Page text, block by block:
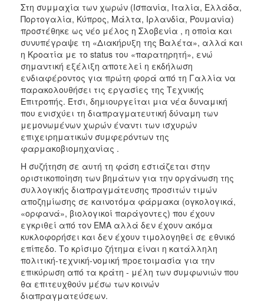
ΔΗΜΟΣ
ΠΟΛΙΤΙΣΜΟΣ
ΑΝΘΕΚΤΙΚΗ
ΠΟΛΗ
Στη συμμαχία των χωρών (Ισπανία, Ιταλία, Ελλάδα,
Πορτογαλία, Κύπρος, Μάλτα, Ιρλανδία, Ρουμανία)
προστέθηκε ως νέο μέλος η Σλοβενία , η οποία και
συνυπέγραψε τη «Διακήρυξη της Βαλέτα», αλλά και
η Κροατία με το status του «παρατηρητή», ενώ
σημαντική εξέλιξη αποτελεί η εκδήλωση
ενδιαφέροντος για πρώτη φορά από τη Γαλλία να
παρακολουθήσει τις εργασίες της Τεχνικής
Επιτροπής. Έτσι, δημιουργείται μια νέα δυναμική
που ενισχύει τη διαπραγματευτική δύναμη των
μεμονωμένων χωρών έναντι των ισχυρών
επιχειρηματικών συμφερόντων της
φαρμακοβιομηχανίας .
Η συζήτηση σε αυτή τη φάση εστιάζεται στην
οριστικοποίηση των βημάτων για την οργάνωση της
συλλογικής διαπραγμάτευσης προσιτών τιμών
αποζημίωσης σε καινοτόμα φάρμακα (ογκολογικά,
«ορφανά», βιολογικοί παράγοντες) που έχουν
εγκριθεί από τον ΕΜΑ αλλά δεν έχουν ακόμα
κυκλοφορήσει και δεν έχουν τιμολογηθεί σε εθνικό
επίπεδο. Το κρίσιμο ζήτημα είναι η κατάλληλη
πολιτική-τεχνική-νομική προετοιμασία για την
επικύρωση από τα κράτη - μέλη των συμφωνιών που
θα επιτευχθούν μέσω των κοινών
διαπραγματεύσεων.